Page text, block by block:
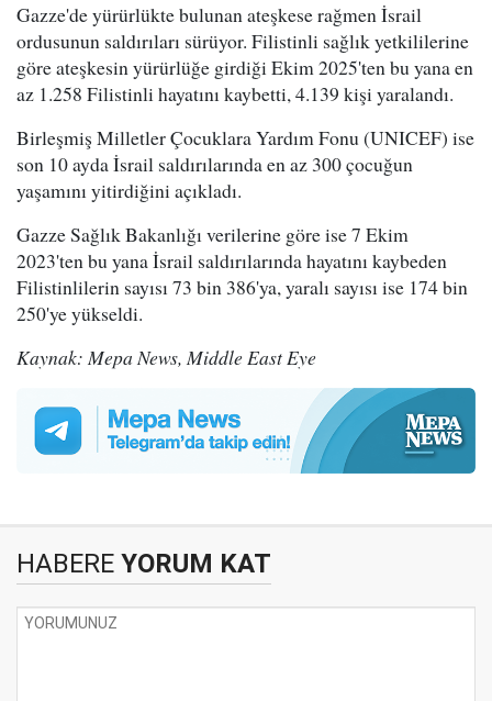
Gazze'de yürürlükte bulunan ateşkese rağmen İsrail
ordusunun saldırıları sürüyor. Filistinli sağlık yetkililerine
göre ateşkesin yürürlüğe girdiği Ekim 2025'ten bu yana en
az 1.258 Filistinli hayatını kaybetti, 4.139 kişi yaralandı.
Birleşmiş Milletler Çocuklara Yardım Fonu (UNICEF) ise
son 10 ayda İsrail saldırılarında en az 300 çocuğun
yaşamını yitirdiğini açıkladı.
Gazze Sağlık Bakanlığı verilerine göre ise 7 Ekim
2023'ten bu yana İsrail saldırılarında hayatını kaybeden
Filistinlilerin sayısı 73 bin 386'ya, yaralı sayısı ise 174 bin
250'ye yükseldi.
Kaynak: Mepa News, Middle East Eye
HABERE YORUM KAT